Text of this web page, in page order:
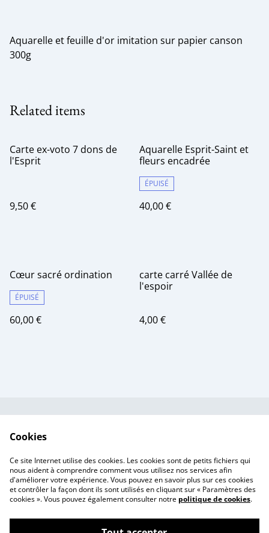
Aquarelle et feuille d'or imitation sur papier canson
300g
Related items
Carte ex-voto 7 dons de
l'Esprit
9,50 €
Aquarelle Esprit-Saint et
fleurs encadrée
ÉPUISÉ
40,00 €
Cœur sacré ordination
ÉPUISÉ
60,00 €
carte carré Vallée de
l'espoir
4,00 €
confidentialité
Tarif des frais de port
Cookies
Ce site Internet utilise des cookies. Les cookies sont de petits fichiers qui
nous aident à comprendre comment vous utilisez nos services afin
d'améliorer votre expérience. Vous pouvez en savoir plus sur ces cookies
et contrôler la façon dont ils sont utilisés en cliquant sur « Paramètres des
cookies ». Vous pouvez également consulter notre politique de cookies.